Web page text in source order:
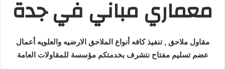
معماري مباني في جدة
مقاول ملاحق , تنفيذ كافه أنواع الملاحق الارضيه والعلويه أعمال
عضم تسليم مفتاح نتشرف بخدمتكم مؤسسة للمقاولات العامة